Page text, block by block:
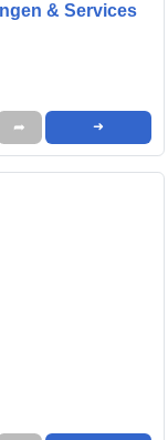
& Services
➦ ➜